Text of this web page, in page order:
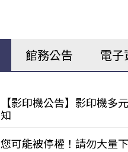
館務公告 電子
【影印機公告】影印機多
知
您可能被停權！請勿大量